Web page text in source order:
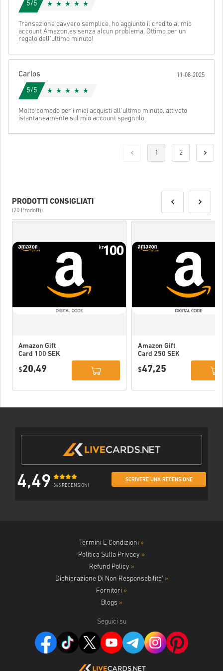
Guarda la guida rapida sopra oppure segui i passaggi qui sotto 👇
• Scegli il tuo prodotto
• Seleziona il metodo di pagamento preferito
• Completa l’ordine
Per ulteriori informazioni controllate per favore le nostre
FAQs
Se durante l'acquisto si verificasse un qualsiasi tipo di
problema, notificatecelo utilizzando il nostroContact Us
form.
Stella Ricevuta:
5/5
Transazione davvero semplice, ho aggiunto il credito al mio
account Amazon.es senza alcun problema. Ottimo per un
regalo dell'ultimo minuto!
Carlos 11-08-2025
5/5
Molto comodo per i miei acquisti all'ultimo minuto, attivato
istantaneamente sul mio account spagnolo.
1 2
PRODOTTI CONSIGLIATI
(20 Prodotti)
Amazon Gift
Card 100 SEK
$20,49
Amazon Gift
Card 250 SEK
$47,25
4,49 345 RECENSIONI
SCRIVERE UNA RECENSIONE
Termini E Condizioni »
Politica Sulla Privacy »
Refund Policy »
Dichiarazione Di Non Responsabilità' »
Fornitori »
Blogs »
Seguici su